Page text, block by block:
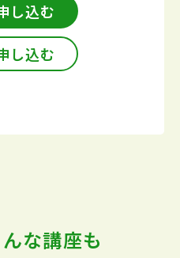
し込む
し込む
な講座も